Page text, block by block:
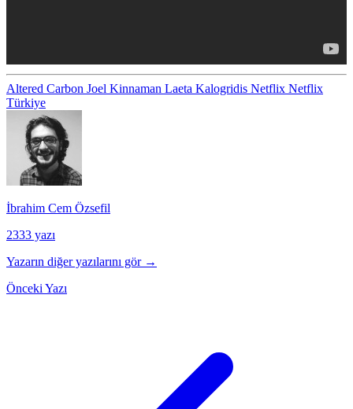
Altered Carbon Joel Kinnaman Laeta Kalogridis Netflix Netflix
Türkiye
İbrahim Cem Özsefil
2333 yazı
Yazarın diğer yazılarını gör →
Önceki Yazı